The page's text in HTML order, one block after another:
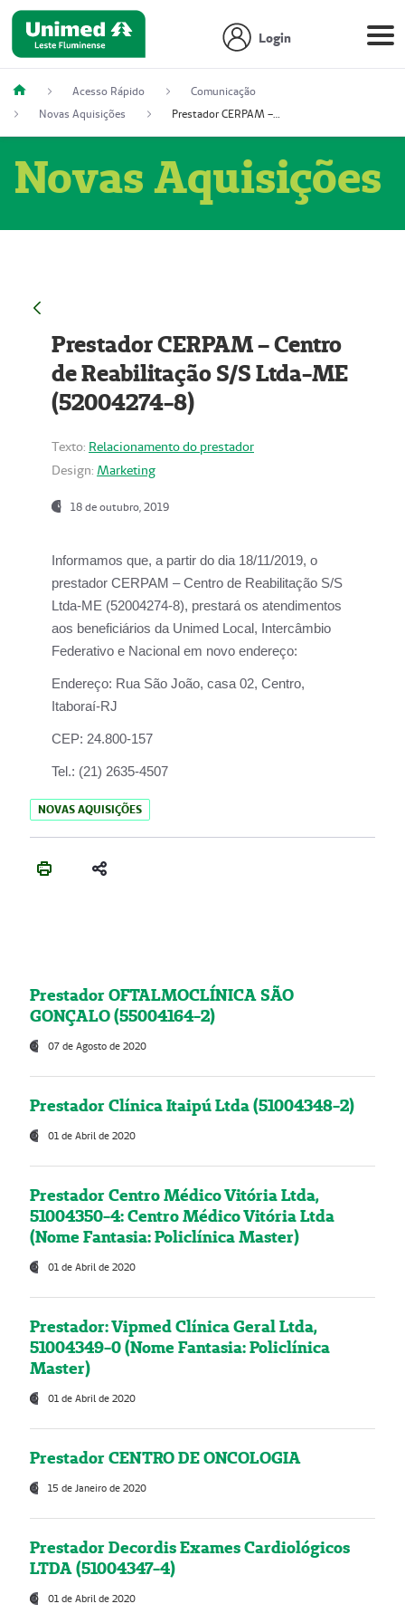
Login
Acesso Rápido
Comunicação
Novas Aquisições
Prestador CERPAM – Centro de Reabilitação S/S Ltda-ME (52004274-8)
Novas Aquisições
Prestador CERPAM – Centro
de Reabilitação S/S Ltda-ME
(52004274-8)
Texto: Relacionamento do prestador
Design: Marketing
18 de outubro, 2019
Informamos que, a partir do dia 18/11/2019, o
prestador CERPAM – Centro de Reabilitação S/S
Ltda-ME (52004274-8), prestará os atendimentos
aos beneficiários da Unimed Local, Intercâmbio
Federativo e Nacional em novo endereço:
Endereço: Rua São João, casa 02, Centro,
Itaboraí-RJ
CEP: 24.800-157
Tel.: (21) 2635-4507
NOVAS AQUISIÇÕES
Prestador OFTALMOCLÍNICA SÃO
GONÇALO (55004164-2)
07 de Agosto de 2020
Prestador Clínica Itaipú Ltda (51004348-2)
01 de Abril de 2020
Prestador Centro Médico Vitória Ltda,
51004350-4: Centro Médico Vitória Ltda
(Nome Fantasia: Policlínica Master)
01 de Abril de 2020
Prestador: Vipmed Clínica Geral Ltda,
51004349-0 (Nome Fantasia: Policlínica
Master)
01 de Abril de 2020
Prestador CENTRO DE ONCOLOGIA
15 de Janeiro de 2020
Prestador Decordis Exames Cardiológicos
LTDA (51004347-4)
01 de Abril de 2020